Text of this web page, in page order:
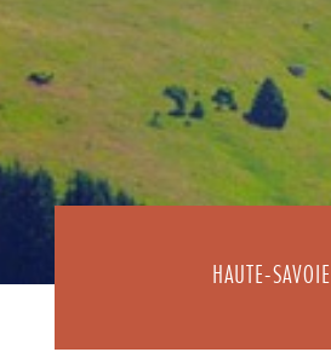
HAUTE-SAVOIE